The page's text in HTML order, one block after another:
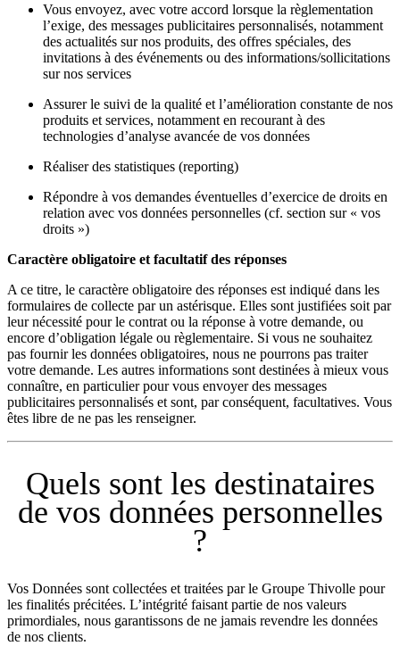
Vous envoyez, avec votre accord lorsque la règlementation
l’exige, des messages publicitaires personnalisés, notamment
des actualités sur nos produits, des offres spéciales, des
invitations à des événements ou des informations/sollicitations
sur nos services
Assurer le suivi de la qualité et l’amélioration constante de nos
produits et services, notamment en recourant à des
technologies d’analyse avancée de vos données
Réaliser des statistiques (reporting)
Répondre à vos demandes éventuelles d’exercice de droits en
relation avec vos données personnelles (cf. section sur « vos
droits »)
Caractère obligatoire et facultatif des réponses
A ce titre, le caractère obligatoire des réponses est indiqué dans les
formulaires de collecte par un astérisque. Elles sont justifiées soit par
leur nécessité pour le contrat ou la réponse à votre demande, ou
encore d’obligation légale ou règlementaire. Si vous ne souhaitez
pas fournir les données obligatoires, nous ne pourrons pas traiter
votre demande. Les autres informations sont destinées à mieux vous
connaître, en particulier pour vous envoyer des messages
publicitaires personnalisés et sont, par conséquent, facultatives. Vous
êtes libre de ne pas les renseigner.
Quels sont les destinataires
de vos données personnelles
?
Vos Données sont collectées et traitées par le Groupe Thivolle pour
les finalités précitées. L’intégrité faisant partie de nos valeurs
primordiales, nous garantissons de ne jamais revendre les données
de nos clients.